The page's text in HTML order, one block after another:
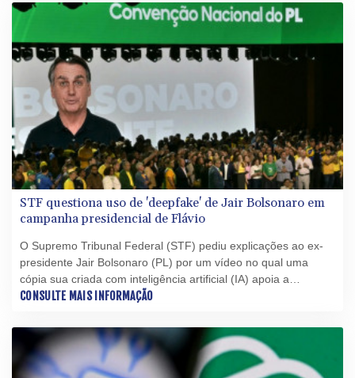
STF questiona uso de 'deepfake' de Jair Bolsonaro em
campanha presidencial de Flávio
O Supremo Tribunal Federal (STF) pediu explicações ao ex-
presidente Jair Bolsonaro (PL) por um vídeo no qual uma
cópia sua criada com inteligência artificial (IA) apoia a
candidatura de seu filho mais velho, o senador Flávio
CONSULTE MAIS INFORMAÇÃO